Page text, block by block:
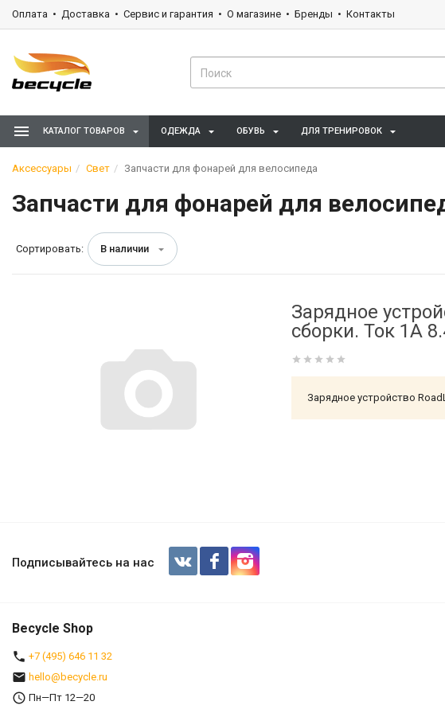
Оплата Доставка Сервис и гарантия О магазине Бренды Контакты
КАТАЛОГ ТОВАРОВ ОДЕЖДА ОБУВЬ ДЛЯ ТРЕНИРОВОК
Аксессуары Свет Запчасти для фонарей для велосипеда
Запчасти для фонарей для
Сортировать: В наличии
Зарядное
сборки. Ток 1А
Зарядное устройство
Подписывайтесь на нас
Becycle Shop
+7 (495) 646 11 32
hello@becycle.ru
Пн—Пт 12—20